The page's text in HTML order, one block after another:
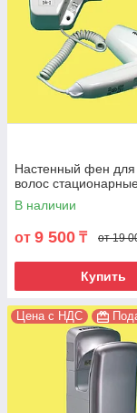
Настенный фен для
волос
В наличии
от 9 500 ₸ от 19
Купить
Цена с НДС